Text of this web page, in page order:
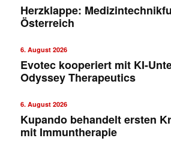
Herzklappe:
Österreich
6. August 2026
Evotec kooperiert mit KI-
Odyssey Therapeutics
6. August 2026
Kupando behandelt ersten
mit Immuntherapie